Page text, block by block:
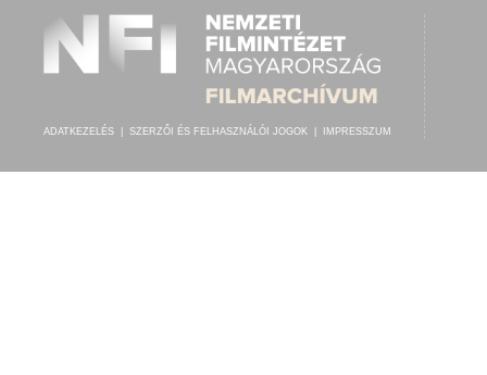
ADATKEZELÉS SZERZŐI ÉS FELHASZNÁLÓI JOGOK IMPRESSZUM